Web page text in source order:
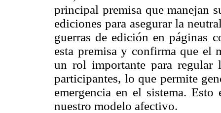
principal premisa que manejan
ediciones para asegurar la
guerras de edición en páginas
esta premisa y confirma que el
un rol importante para regular
participantes, lo que permite
emergencia en el sistema.
nuestro modelo afectivo.